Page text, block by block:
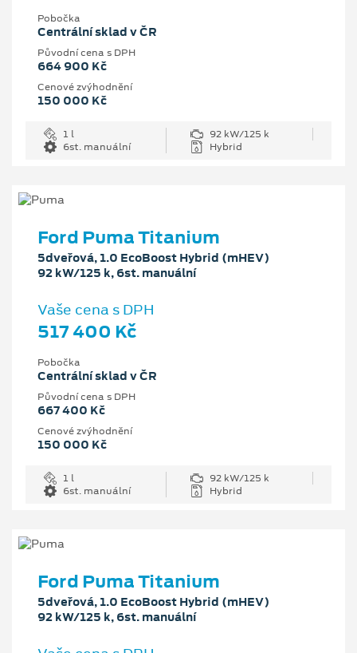
Pobočka
Centrální sklad v ČR
Původní cena s DPH
664 900 Kč
Cenové zvýhodnění
150 000 Kč
1 l
92 kW/125 k
6st. manuální
Hybrid
Ford Puma Titanium
5dveřová, 1.0 EcoBoost Hybrid (mHEV)
92 kW/125 k, 6st. manuální
Vaše cena s DPH
517 400 Kč
Pobočka
Centrální sklad v ČR
Původní cena s DPH
667 400 Kč
Cenové zvýhodnění
150 000 Kč
1 l
92 kW/125 k
6st. manuální
Hybrid
Ford Puma Titanium
5dveřová, 1.0 EcoBoost Hybrid (mHEV)
92 kW/125 k, 6st. manuální